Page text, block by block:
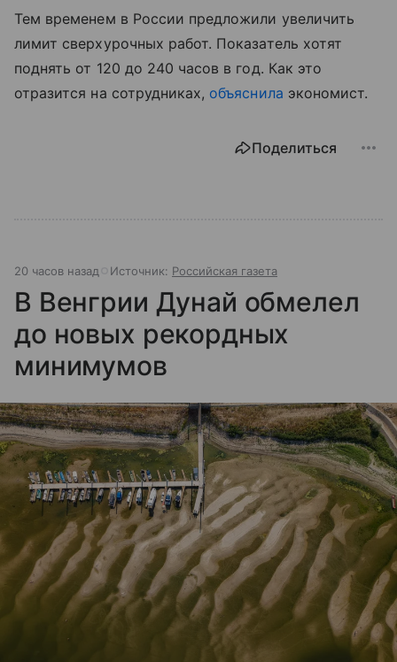
Тем временем в России предложили увеличить
лимит сверхурочных работ. Показатель хотят
поднять от 120 до 240 часов в год. Как это
отразится на сотрудниках, объяснила экономист.
Поделиться
20 часов назад Источник: Российская газета
В Венгрии Дунай обмелел
до новых рекордных
минимумов